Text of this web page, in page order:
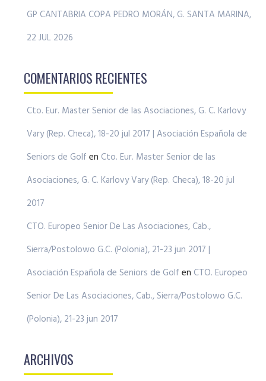
GP CANTABRIA COPA PEDRO MORÁN, G. SANTA MARINA,
22 JUL 2026
COMENTARIOS RECIENTES
Cto. Eur. Master Senior de las Asociaciones, G. C. Karlovy
Vary (Rep. Checa), 18-20 jul 2017 | Asociación Española de
Seniors de Golf en Cto. Eur. Master Senior de las
Asociaciones, G. C. Karlovy Vary (Rep. Checa), 18-20 jul
2017
CTO. Europeo Senior De Las Asociaciones, Cab.,
Sierra/Postolowo G.C. (Polonia), 21-23 jun 2017 |
Asociación Española de Seniors de Golf en CTO. Europeo
Senior De Las Asociaciones, Cab., Sierra/Postolowo G.C.
(Polonia), 21-23 jun 2017
ARCHIVOS